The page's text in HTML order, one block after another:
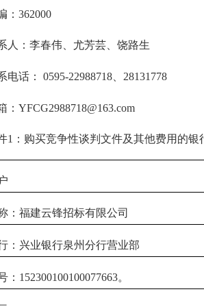
362000
：李春伟、尤芳芸、饶路生
话： 0595-22988718、28131778
YFCG2988718@163.com
购买竞争性谈判文件及其他费用的银
：福建云锋招标有限公司
：兴业银行泉州分行营业部
：152300100100077663。